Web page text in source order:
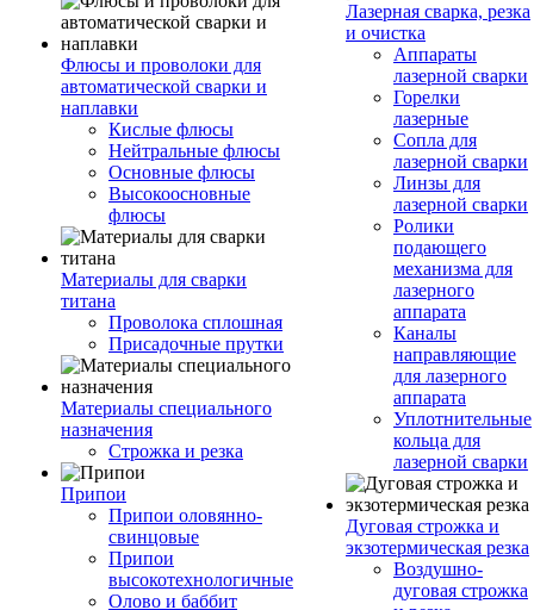
Флюсы и проволоки для
автоматической сварки и
наплавки
Кислые флюсы
Нейтральные флюсы
Основные флюсы
Высокоосновные
флюсы
Материалы для сварки
титана
Проволока сплошная
Присадочные прутки
Материалы специального
назначения
Строжка и резка
Припои
Припои оловянно-
свинцовые
Припои
высокотехнологичные
Олово и баббит
Лазерная сварка, резка
и очистка
Аппараты
лазерной сварки
Горелки
лазерные
Сопла для
лазерной сварки
Линзы для
лазерной сварки
Ролики
подающего
механизма для
лазерного
аппарата
Каналы
направляющие
для лазерного
аппарата
Уплотнительные
кольца для
лазерной сварки
Дуговая строжка и
экзотермическая резка
Воздушно-
дуговая строжка